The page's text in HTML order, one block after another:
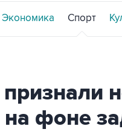
Экономика Спорт
на фоне